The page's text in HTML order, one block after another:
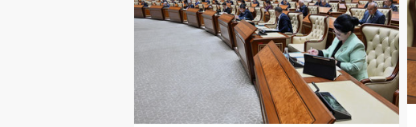
СЕГОДНЯ 08:17
Имя отца можно будет
официально использовать как